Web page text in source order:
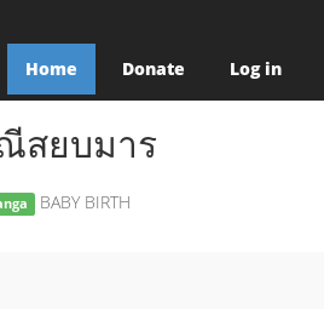
Home Donate Log in
สยบมาร
BABY BIRTH